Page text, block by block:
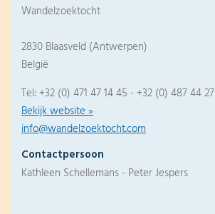
Wandelzoektocht
2830 Blaasveld (Antwerpen)
België
Tel: +32 (0) 471 47 14 45 - +32 (0) 487 44 27
Bekijk website »
info@wandelzoektocht.com
Contactpersoon
Kathleen Schellemans - Peter Jespers